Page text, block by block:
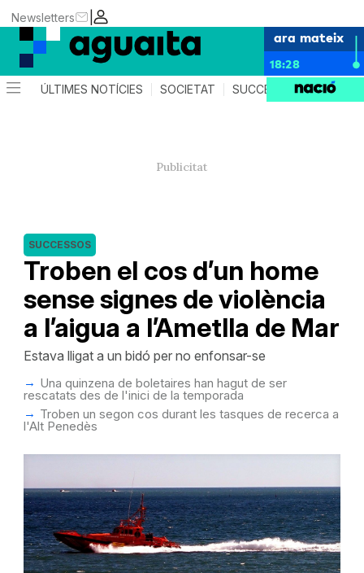
|
Newsletters
ara mateix
18:28
ÚLTIMES NOTÍCIES SOCIETAT SUCCESSOS AGENDA
Troben el cos d’un home
sense signes de violència
a l’aigua a l’Ametlla de Mar
SUCCESSOS
Estava lligat a un bidó per no enfonsar-se
Una quinzena de boletaires han hagut de ser
rescatats des de l'inici de la temporada
Troben un segon cos durant les tasques de recerca a
l'Alt Penedès